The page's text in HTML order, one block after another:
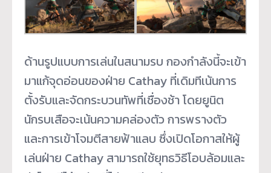
ด้านรูปแบบการเล่นในสนามรบ กองกำลังนี้จะเข้า
มาแก้จุดอ่อนของฝ่าย Cathay ที่เดิมทีเน้นการ
ตั้งรับและจัดกระบวนทัพที่เชื่องช้า โดยยูนิต
นักรบเสือจะเน้นความคล่องตัว การพรางตัว
และการเข้าโจมตีสายฟ้าแลบ ซึ่งเปิดโอกาสให้ผู้
เล่นฝ่าย Cathay สามารถใช้ยุทธวิธีโอบล้อมและ